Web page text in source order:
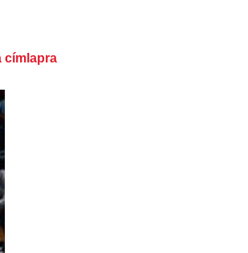
címlapra